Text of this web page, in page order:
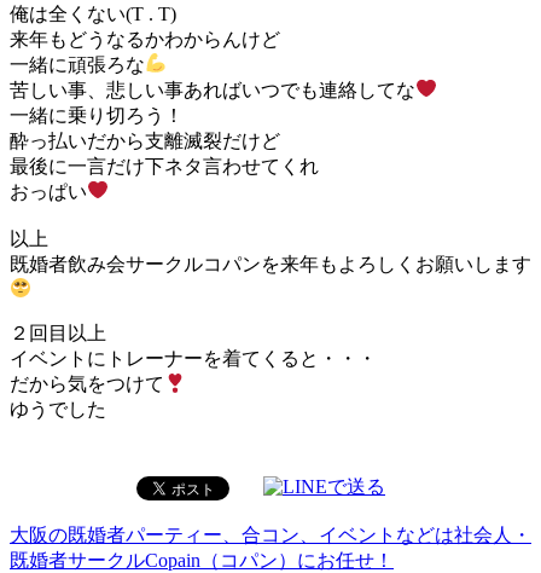
俺は全くない(T . T)
来年もどうなるかわからんけど
一緒に頑張ろな
苦しい事、悲しい事あればいつでも連絡してな
一緒に乗り切ろう！
酔っ払いだから支離滅裂だけど
最後に一言だけ下ネタ言わせてくれ
おっぱい
以上
既婚者飲み会サークルコパンを来年もよろしくお願いします
２回目以上
イベントにトレーナーを着てくると・・・
だから気をつけて
ゆうでした
大阪の既婚者パーティー、合コン、イベントなどは社会人・
既婚者サークルCopain（コパン）にお任せ！